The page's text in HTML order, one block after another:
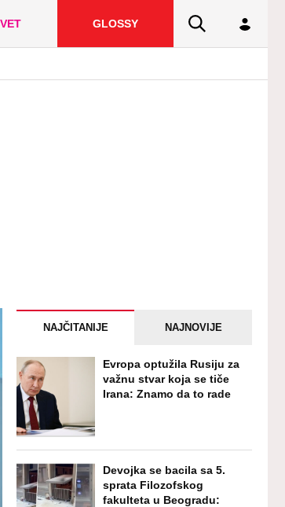
GLOSSY
NAJČITANIJE NAJNOVIJE
Evropa optužila Rusiju za
važnu stvar koja se tiče
Irana: Znamo da to rade
Devojka se bacila sa 5.
sprata Filozofskog
fakulteta u Beogradu: